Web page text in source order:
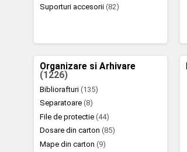
Suporturi accesorii(82)
Organizare si Arhivare
(1226)
Bibliorafturi(135)
Separatoare(8)
File de protectie(44)
Dosare din carton(85)
Mape din carton(9)